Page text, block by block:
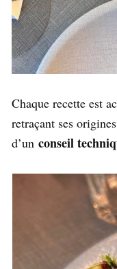
Chaque recette est
retraçant ses
d’un conseil